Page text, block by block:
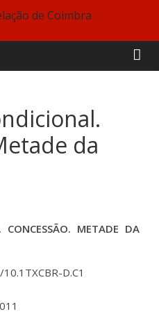
da
CONCESSÃO. METADE DA
D.C1